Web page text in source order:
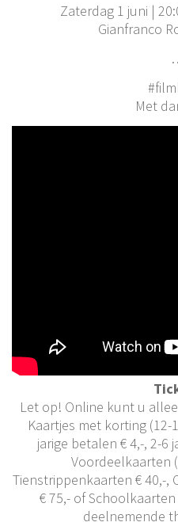
Zaterdag 1 juni |
Gianfranco
Met
Let op! Online kunt u
Kaartjes met korting (12-
jarige betalen € 4,-, 2-6
Voordeelkaarten
Tienstrippenkaarten € 40,-,
€ 75,- of
deelnemende